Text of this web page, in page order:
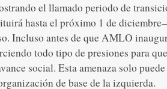
el llamado periodo de
hasta el próximo 1 de
Incluso antes de que AMLO
todo tipo de presiones para
social. Esta amenaza solo
de base de la izquierda.